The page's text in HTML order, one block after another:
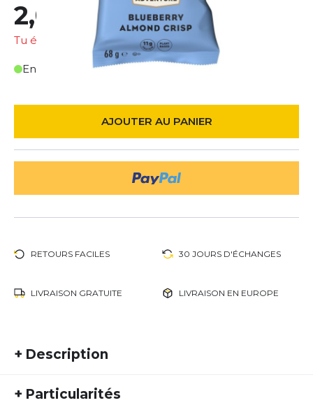
2,01 € 2,27 €
Tu économises 0,26 €
En stock
AJOUTER AU PANIER
RETOURS FACILES 30 JOURS D'ÉCHANGES
LIVRAISON GRATUITE LIVRAISON EN EUROPE
+ Description
Énergie fruitée et gourmande
+ Particularités